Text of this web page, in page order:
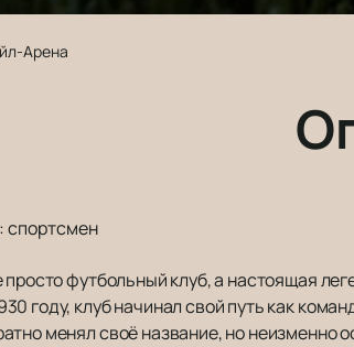
Арена
:спортсмен
просто футбольный клуб, а настоящая
году, клуб начинал свой путь как
менял своё название, но неизменно